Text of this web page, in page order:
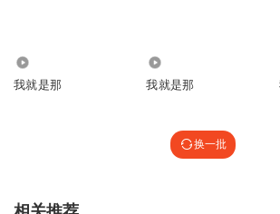
我就是那 我就是那
换一批